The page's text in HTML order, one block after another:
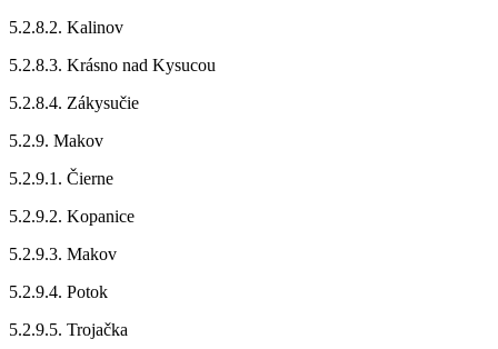
5.2.8.2. Kalinov
5.2.8.3. Krásno nad Kysucou
5.2.8.4. Zákysučie
5.2.9. Makov
5.2.9.1. Čierne
5.2.9.2. Kopanice
5.2.9.3. Makov
5.2.9.4. Potok
5.2.9.5. Trojačka